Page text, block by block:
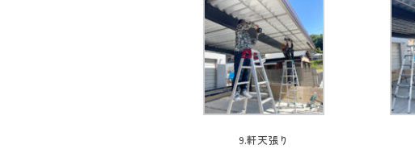
9.軒天張り